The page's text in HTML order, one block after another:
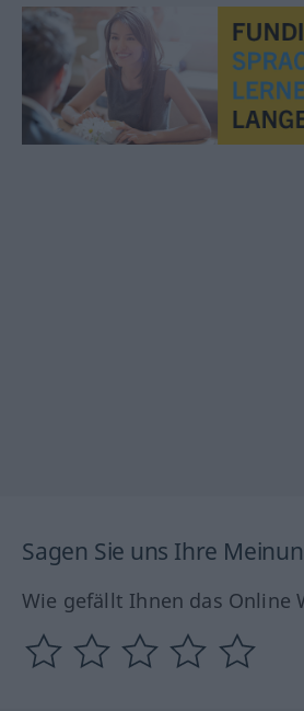
Sagen Sie uns Ihre
Wie gefällt Ihnen das Online